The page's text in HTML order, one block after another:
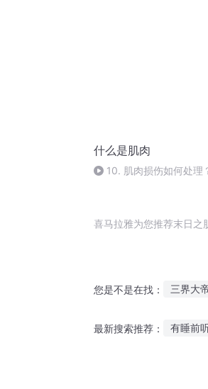
什么是肌肉
10. 肌肉损伤如何处理
喜马拉雅为您推荐末日之
您是不是在找： 三界大
最新搜索推荐： 有睡前